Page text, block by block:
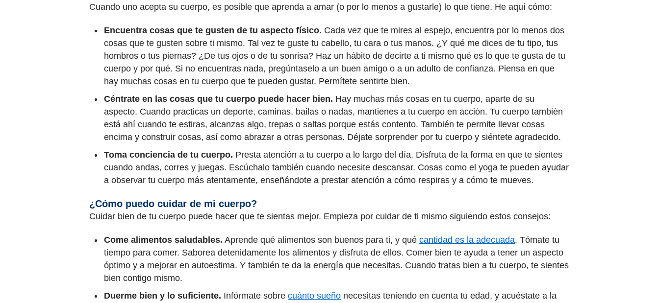
Cuando uno acepta su cuerpo, es posible que aprenda a amar (o por lo menos a gustarle) lo que tiene. He aquí cómo:
Encuentra cosas que te gusten de tu aspecto físico. Cada vez que te mires al espejo, encuentra por lo menos dos
cosas que te gusten sobre ti mismo. Tal vez te guste tu cabello, tu cara o tus manos. ¿Y qué me dices de tu tipo, tus
hombros o tus piernas? ¿De tus ojos o de tu sonrisa? Haz un hábito de decirte a ti mismo qué es lo que te gusta de tu
cuerpo y por qué. Si no encuentras nada, pregúntaselo a un buen amigo o a un adulto de confianza. Piensa en que
hay muchas cosas en tu cuerpo que te pueden gustar. Permítete sentirte bien.
Céntrate en las cosas que tu cuerpo puede hacer bien. Hay muchas más cosas en tu cuerpo, aparte de su
aspecto. Cuando practicas un deporte, caminas, bailas o nadas, mantienes a tu cuerpo en acción. Tu cuerpo también
está ahí cuando te estiras, alcanzas algo, trepas o saltas porque estás contento. También te permite llevar cosas
encima y construir cosas, así como abrazar a otras personas. Déjate sorprender por tu cuerpo y siéntete agradecido.
Toma conciencia de tu cuerpo. Presta atención a tu cuerpo a lo largo del día. Disfruta de la forma en que te sientes
cuando andas, corres y juegas. Escúchalo también cuando necesite descansar. Cosas como el yoga te pueden ayudar
a observar tu cuerpo más atentamente, enseñándote a prestar atención a cómo respiras y a cómo te mueves.
¿Cómo puedo cuidar de mi cuerpo?
Cuidar bien de tu cuerpo puede hacer que te sientas mejor. Empieza por cuidar de ti mismo siguiendo estos consejos:
Come alimentos saludables. Aprende qué alimentos son buenos para ti, y qué cantidad es la adecuada. Tómate tu
tiempo para comer. Saborea detenidamente los alimentos y disfruta de ellos. Comer bien te ayuda a tener un aspecto
óptimo y a mejorar en autoestima. Y también te da la energía que necesitas. Cuando tratas bien a tu cuerpo, te sientes
bien contigo mismo.
Duerme bien y lo suficiente. Infórmate sobre cuánto sueño necesitas teniendo en cuenta tu edad, y acuéstate a la